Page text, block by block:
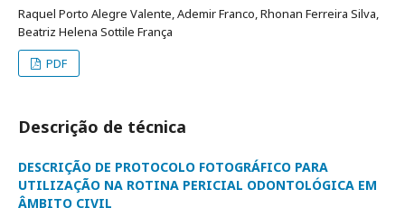
Raquel Porto Alegre Valente, Ademir Franco, Rhonan Ferreira Silva,
Beatriz Helena Sottile França
PDF
Descrição de técnica
DESCRIÇÃO DE PROTOCOLO FOTOGRÁFICO PARA
UTILIZAÇÃO NA ROTINA PERICIAL ODONTOLÓGICA EM
ÂMBITO CIVIL